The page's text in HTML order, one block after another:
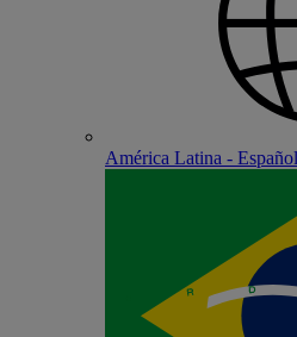
América Latina - Español